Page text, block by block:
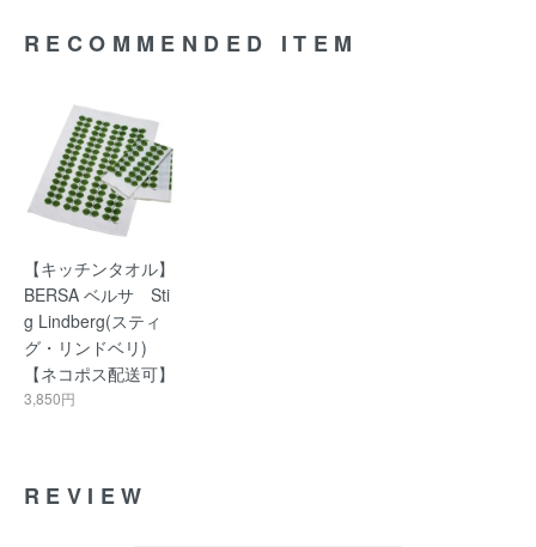
RECOMMENDED ITEM
【キッチンタオル】
BERSA ベルサ Sti
g Lindberg(スティ
グ・リンドベリ)
【ネコポス配送可】
3,850円
REVIEW